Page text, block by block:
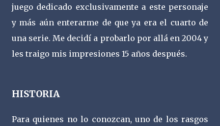
juego dedicado exclusivamente a este personaje
y más aún enterarme de que ya era el cuarto de
una serie. Me decidí a probarlo por allá en 2004 y
les traigo mis impresiones 15 años después.
HISTORIA
Para quienes no lo conozcan, uno de los rasgos